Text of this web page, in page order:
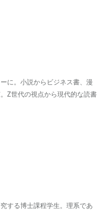
に。小説からビジネス書、漫
Z世代の視点から現代的な読書
する博士課程学生。理系であ